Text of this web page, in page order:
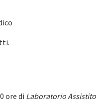
ore di Laboratorio Assistito